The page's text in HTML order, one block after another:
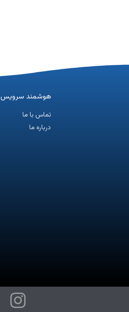
هوشمند سرویس
تماس با ما
درباره ما